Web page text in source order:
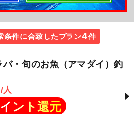
条件に合致したプラン4件
・旬のお魚（アマダイ）釣
人
ント還元